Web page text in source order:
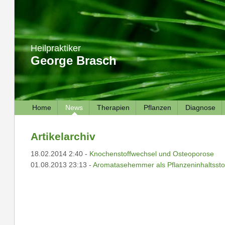
Heilpraktiker
George Brasch
Home News Therapien Pflanzen Diagnose
Artikelarchiv
18.02.2014 2:40 - Knochenstoffwechsel und Osteoporose
01.08.2013 23:13 - Aromatasehemmer als